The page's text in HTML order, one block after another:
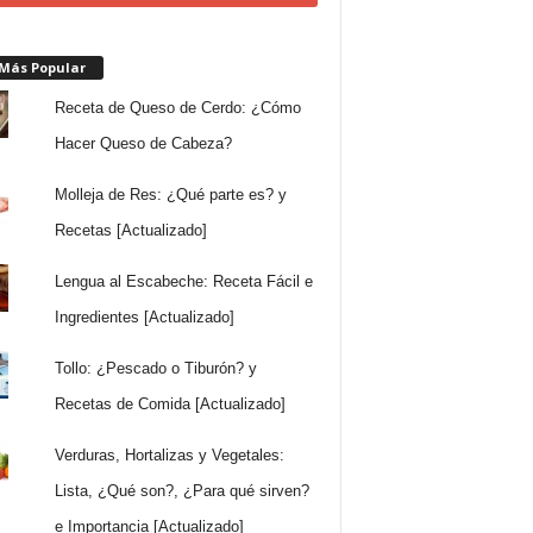
Popular
Receta de Queso de Cerdo: ¿Cómo
Hacer Queso de Cabeza?
Molleja de Res: ¿Qué parte es? y
Recetas [Actualizado]
Lengua al Escabeche: Receta Fácil e
Ingredientes [Actualizado]
Tollo: ¿Pescado o Tiburón? y
Recetas de Comida [Actualizado]
Verduras, Hortalizas y Vegetales:
Lista, ¿Qué son?, ¿Para qué sirven?
e Importancia [Actualizado]